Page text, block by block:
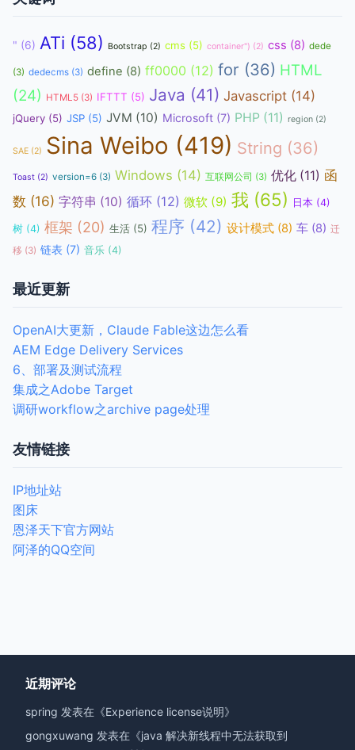
" (6) ATi (58) Bootstrap (2) cms (5) container") (2) css (8) dede
(3) dedecms (3) define (8) ff0000 (12) for (36) HTML
(24) HTML5 (3) IFTTT (5) Java (41) Javascript (14)
jQuery (5) JSP (5) JVM (10) Microsoft (7) PHP (11) region (2)
SAE (2) Sina Weibo (419) String (36)
Toast (2) version=6 (3) Windows (14) 互联网公司 (3) 优化 (11) 函
数 (16) 字符串 (10) 循环 (12) 微软 (9) 我 (65) 日本 (4)
树 (4) 框架 (20) 生活 (5) 程序 (42) 设计模式 (8) 车 (8) 迁
移 (3) 链表 (7) 音乐 (4)
最近更新
OpenAI大更新，Claude Fable这边怎么看
AEM Edge Delivery Services
6、部署及测试流程
集成之Adobe Target
调研workflow之archive page处理
友情链接
IP地址站
图床
恩泽天下官方网站
阿泽的QQ空间
近期评论
spring 发表在《Experience license说明》
gongxuwang 发表在《java 解决新线程中无法获取到